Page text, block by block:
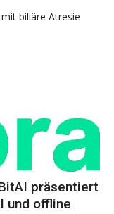
biliäre Atresie
präsentiert
und offline